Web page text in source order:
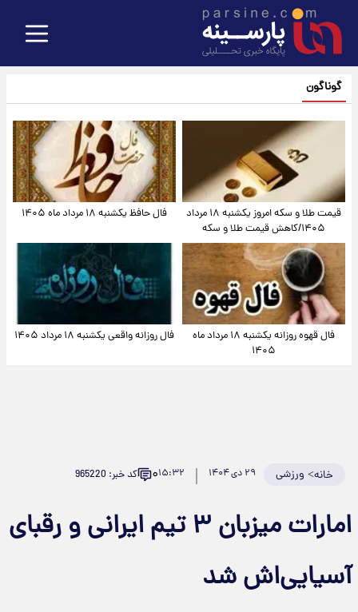
گوناگون
قیمت طلا و سکه امروز یکشنبه ۱۸ مرداد
۱۴۰۵/کاهش قیمت طلا و سکه
فال حافظ یکشنبه ۱۸ مرداد ماه ۱۴۰۵
فال قهوه روزانه یکشنبه ۱۸ مرداد ماه
۱۴۰۵
فال روزانه واقعی یکشنبه ۱۸ مرداد ۱۴۰۵
خانه> ورزشی ۲۹ دی ۱۴۰۴ ۱۵:۳۲۰ کد خبر: 965220
امارات میزبان ۳ تیم ایرانی و رقبای
آسیایی‌اش شد